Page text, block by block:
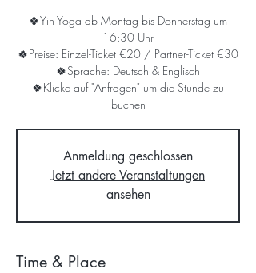
🍀Yin Yoga ab Montag bis Donnerstag um
16:30 Uhr
🍀Preise: Einzel-Ticket €20 / Partner-Ticket €30
🍀Sprache: Deutsch & Englisch
🍀Klicke auf "Anfragen" um die Stunde zu
buchen
Anmeldung geschlossen
Jetzt andere Veranstaltungen
ansehen
Time & Place